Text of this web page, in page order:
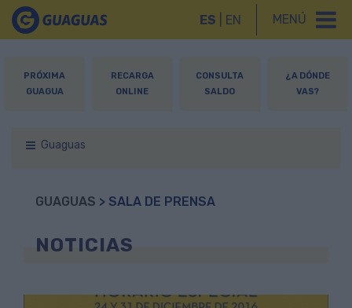
MENÚ
ES EN
PRÓXIMA
GUAGUA
RECARGA
ONLINE
CONSULTA
SALDO
¿A DÓNDE
VAS?
Guaguas
GUAGUAS > SALA DE PRENSA
NOTICIAS